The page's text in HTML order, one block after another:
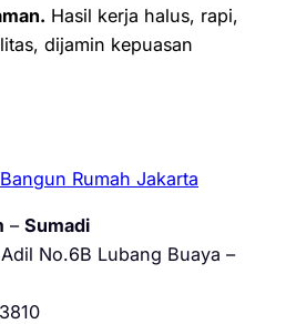
Hasil kerja halus, rapi,
dijamin kepuasan
Bangun Rumah Jakarta
– Sumadi
No.6B Lubang Buaya –